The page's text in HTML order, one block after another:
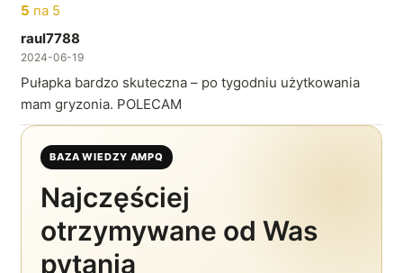
5 na 5
raul7788
2024-06-19
Pułapka bardzo skuteczna – po tygodniu użytkowania
mam gryzonia. POLECAM
BAZA WIEDZY AMPQ
Najczęściej
otrzymywane od Was
pytania